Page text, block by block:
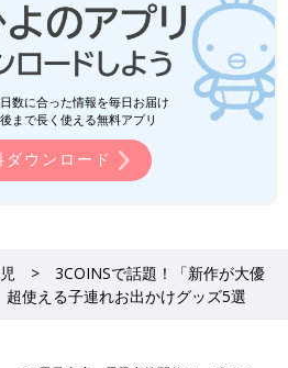
」
数に合った情報を毎日お届け
まで長く使える無料アプリ
ダウンロード
3COINSで話題！「新作が大優
使える子連れお出かけグッズ5選